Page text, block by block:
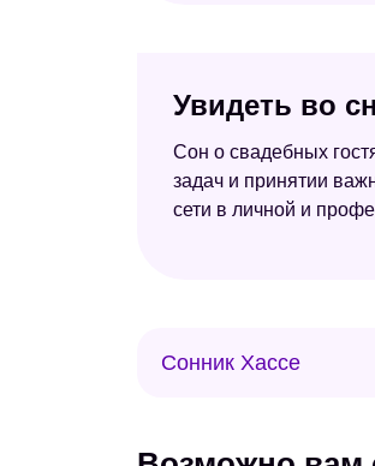
Увидеть во
Сон о свадебных
задач и принятии
сети в личной и
Сонник Хассе